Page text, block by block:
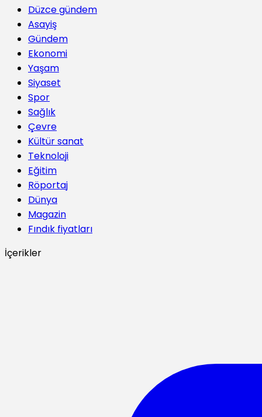
Düzce gündem
Asayiş
Gündem
Ekonomi
Yaşam
Siyaset
Spor
Sağlık
Çevre
Kültür sanat
Teknoloji
Eğitim
Röportaj
Dünya
Magazin
Fındık fiyatları
İçerikler